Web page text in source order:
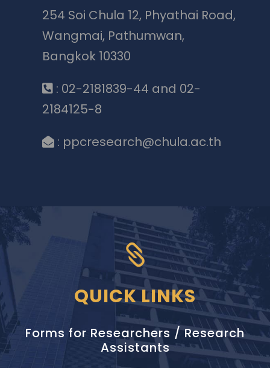
254 Soi Chula 12, Phyathai Road,
Wangmai, Pathumwan,
Bangkok 10330
: 02-2181839-44 and 02-
2184125-8
: ppcresearch@chula.ac.th
QUICK LINKS
Forms for Researchers / Research
Assistants